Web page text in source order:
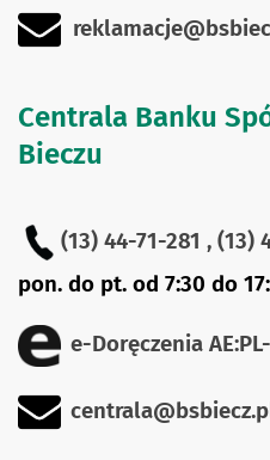
Centrala Banku
Bieczu
(13) 44-71-281 , (13)
pon. do pt. od 7:30 do
e-Doręczenia